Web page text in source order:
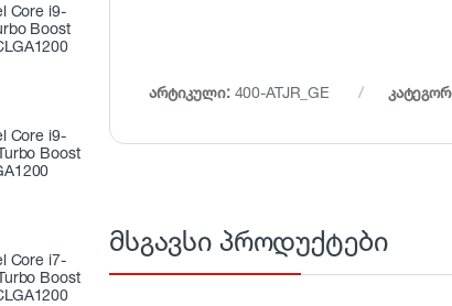
არტიკული: 400-ATJR_GE
მსგავსი პროდუქტები
Core i9-
Boost
Core i9-
Boost
Core i7-
Boost